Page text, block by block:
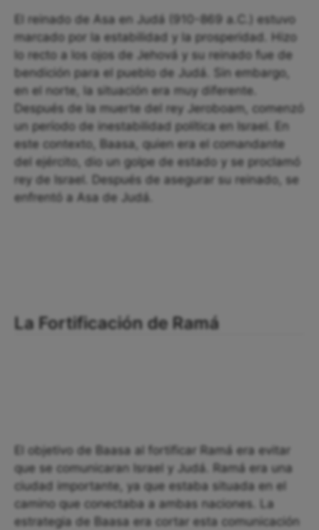
El reinado de Asa en Judá (910-869 a.C.) estuvo
marcado por la estabilidad y la prosperidad. Hizo
lo recto a los ojos de Jehová y su reinado fue de
bendición para el pueblo de Judá. Sin embargo,
en el norte, la situación era muy diferente.
Después de la muerte del rey Jeroboam, comenzó
un período de inestabilidad política en Israel. En
este contexto, Baasa, quien era el comandante
del ejército, dio un golpe de estado y se proclamó
rey de Israel. Después de asegurar su reinado, se
enfrentó a Asa de Judá.
La Fortificación de Ramá
El objetivo de Baasa al fortificar Ramá era evitar
que se comunicaran Israel y Judá. Ramá era una
ciudad importante, ya que estaba situada en el
camino que conectaba a ambas naciones. La
estrategia de Baasa era cortar esta comunicación